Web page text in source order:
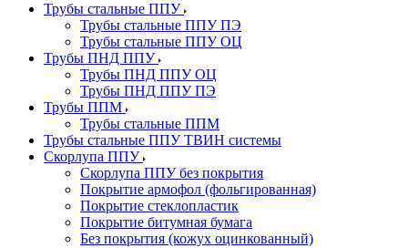
Трубы стальные ППУ
Трубы стальные ППУ ПЭ
Трубы стальные ППУ ОЦ
Трубы ПНД ППУ
Трубы ПНД ППУ ОЦ
Трубы ПНД ППУ ПЭ
Трубы ППМ
Трубы стальные ППМ
Трубы стальные ППУ ТВИН системы
Скорлупа ППУ
Скорлупа ППУ без покрытия
Покрытие армофол (фольгированная)
Покрытие стеклопластик
Покрытие битумная бумага
Без покрытия (кожух оцинкованный)